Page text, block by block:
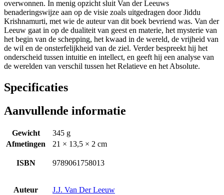
overwonnen. In menig opzicht sluit Van der Leeuws
benaderingswijze aan op de visie zoals uitgedragen door Jiddu
Krishnamurti, met wie de auteur van dit boek bevriend was. Van der
Leeuw gaat in op de dualiteit van geest en materie, het mysterie van
het begin van de schepping, het kwaad in de wereld, de vrijheid van
de wil en de onsterfelijkheid van de ziel. Verder bespreekt hij het
onderscheid tussen intuitie en intellect, en geeft hij een analyse van
de werelden van verschil tussen het Relatieve en het Absolute.
Specificaties
Aanvullende informatie
Gewicht
345 g
Afmetingen
21 × 13,5 × 2 cm
ISBN 9789061758013
Auteur J.J. Van Der Leeuw